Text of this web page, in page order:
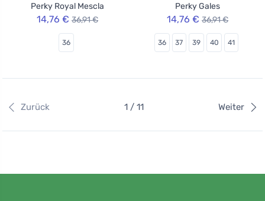
Perky Royal Mescla
14,76 € 36,91 €
36
Perky Gales
14,76 € 36,91 €
36 37 39 40 41
Zurück 1 / 11 Weiter